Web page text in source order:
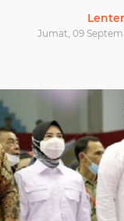
Jumat, 09